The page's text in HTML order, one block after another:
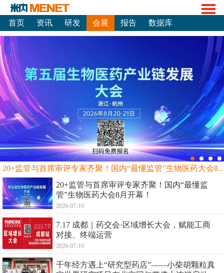
首页 资讯 研发 会展 报告 数据库
20+监管与首席审评专家齐聚！国内“最
20+监管与首席审评专家齐聚！国内“最懂监
管”生物医药大会8月开幕！
2026-07-10
7.17 成都｜药交会·区域增长大会，赋能工商
对接、终端运营
2026-07-10
千年经方遇上“研究型药店”——小柴胡颗粒真